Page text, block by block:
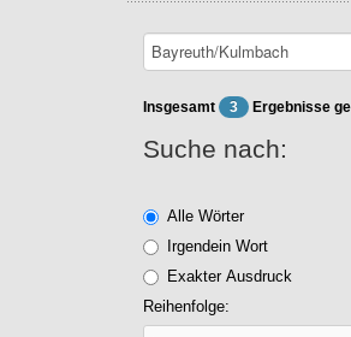
Insgesamt 3 Ergebnisse
Suche nach:
Alle Wörter
Irgendein Wort
Exakter Ausdruck
Reihenfolge: